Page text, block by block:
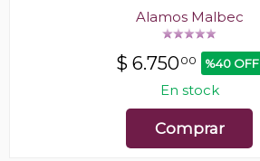
Alamos Malbec
$ 6.75000 %40 OFF
En stock
Comprar